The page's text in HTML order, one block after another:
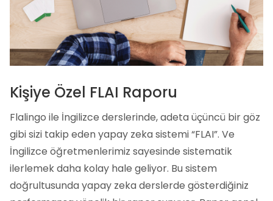
Kişiye Özel FLAI Raporu
Flalingo ile İngilizce derslerinde, adeta üçüncü bir göz
gibi sizi takip eden yapay zeka sistemi “FLAI”. Ve
İngilizce öğretmenlerimiz sayesinde sistematik
ilerlemek daha kolay hale geliyor. Bu sistem
doğrultusunda yapay zeka derslerde gösterdiğiniz